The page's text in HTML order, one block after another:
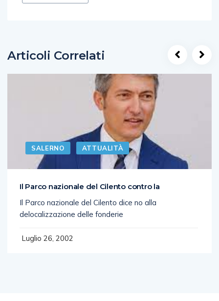
Articoli Correlati
SALERNO ATTUALITÀ
Il Parco nazionale del Cilento contro la
Il Parco nazionale del Cilento dice no alla
delocalizzazione delle fonderie
Luglio 26, 2002